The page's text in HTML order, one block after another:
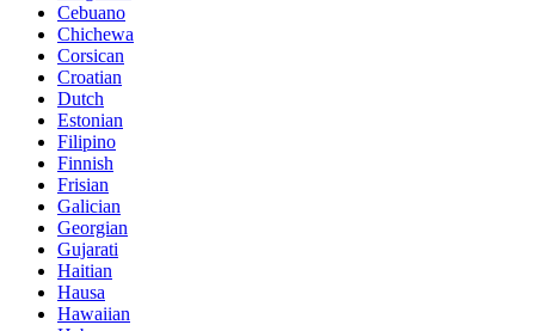
Cebuano
Chichewa
Corsican
Croatian
Dutch
Estonian
Filipino
Finnish
Frisian
Galician
Georgian
Gujarati
Haitian
Hausa
Hawaiian